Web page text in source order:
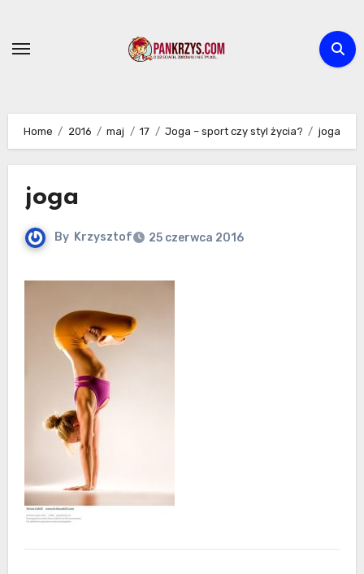
content
Home 2016 maj 17 Joga – sport czy styl życia? joga
joga
By Krzysztof 25 czerwca 2016